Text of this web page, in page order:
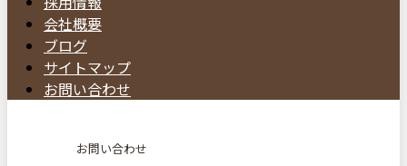
会社概要
ブログ
サイトマップ
お問い合わせ
お問い合わせ